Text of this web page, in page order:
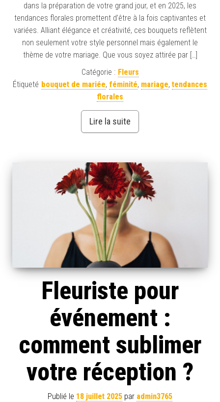
dans la préparation de votre grand jour, et en 2025, les
tendances florales promettent d’être à la fois captivantes et
variées. Alliant élégance et créativité, ces bouquets reflètent
non seulement votre style personnel mais également le
thème de votre mariage. Que vous soyez attirée par […]
Catégorie : Fleurs
Étiqueté bouquet de mariée, féminité, mariage, tendances
florales
Lire la suite
Fleuriste pour
événement :
comment sublimer
votre réception ?
Publié le 18 juillet 2025 par admin3765